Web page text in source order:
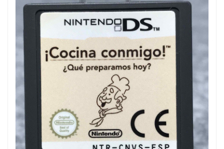
Soundtracks
Guías
Retro
Informática
Videojuegos